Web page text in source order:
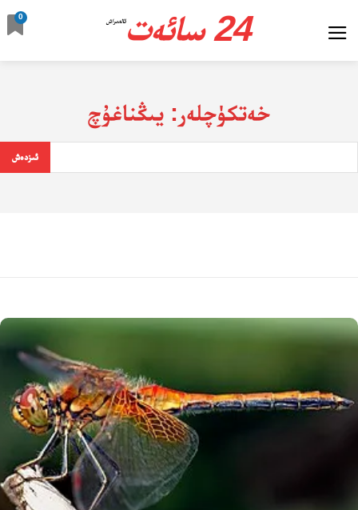
24 سائەت ئالدىراش
0
خەتكۈچلەر:يىڭناغۇچ
ئىزدەش